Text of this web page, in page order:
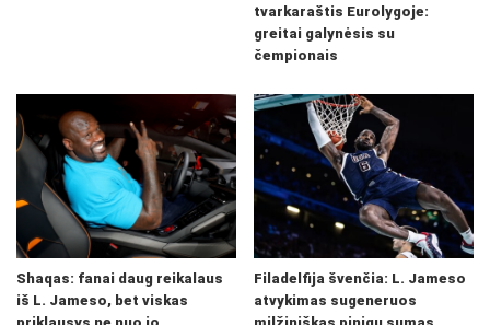
tvarkaraštis Eurolygoje:
greitai galynėsis su
čempionais
Shaqas: fanai daug reikalaus
iš L. Jameso, bet viskas
Filadelfija švenčia: L. Jameso
atvykimas sugeneruos